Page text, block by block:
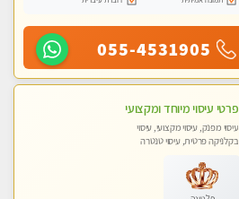
055-4531905
פרטי עיסוי מיוחד ומקצועי
עיסוי מפנק, עיסוי מקצועי, עיסוי
בקלניקה פרטית, עיסוי טנטרה